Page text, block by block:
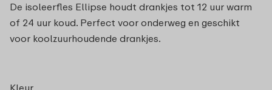
De isoleerfles Ellipse houdt drankjes tot 12 uur warm
of 24 uur koud. Perfect voor onderweg en geschikt
voor koolzuurhoudende drankjes.